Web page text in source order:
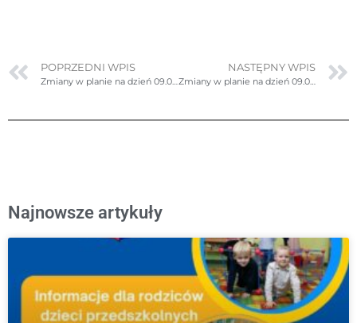
POPRZEDNI WPIS
Zmiany w planie na dzień 09.03.2026r. (poniedziałek)
NASTĘPNY WPIS
Zmiany w planie na dzień 09.03.2026r. (poniedziałek) – poprawione
Najnowsze artykuły